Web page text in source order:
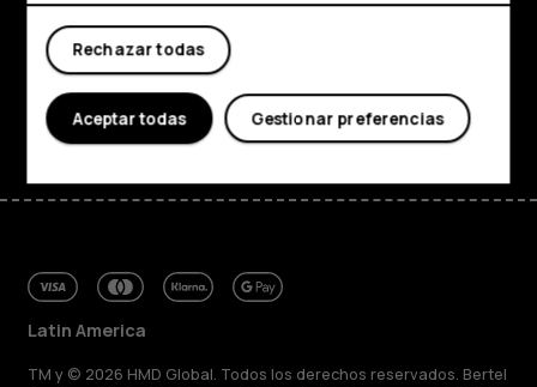
Planet and people
Soporte
FacebookInstagramTiktokYoutubeLinkedinDiscord
Latin America
TM y © 2026 HMD Global. Todos los derechos reservados. Bertel
Rechazar todas
Gestionar preferencias
Aceptar todas